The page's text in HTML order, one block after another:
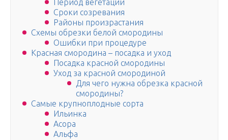
Период вегетации
Сроки созревания
Районы произрастания
Схемы обрезки белой смородины
Ошибки при процедуре
Красная смородина – посадка и уход
Посадка красной смородины
Уход за красной смородиной
Для чего нужна обрезка красной
смородины?
Самые крупноплодные сорта
Ильинка
Асора
Альфа